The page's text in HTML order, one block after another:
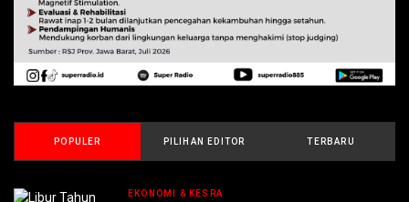
POPULER PILIHAN EDITOR TERBARU
EKONOMI & KESRA